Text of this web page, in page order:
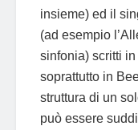
insieme) ed il
(ad esempio
sinfonia) scritti
soprattutto in
struttura di un
può essere